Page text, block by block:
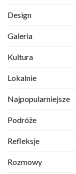
Design
Galeria
Kultura
Lokalnie
Najpopularniejsze
Podróże
Refleksje
Rozmowy